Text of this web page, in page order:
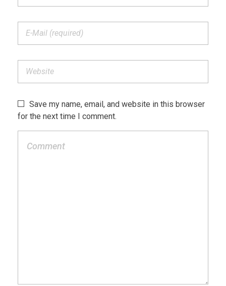
Save my name, email, and website in this browser
for the next time I comment.